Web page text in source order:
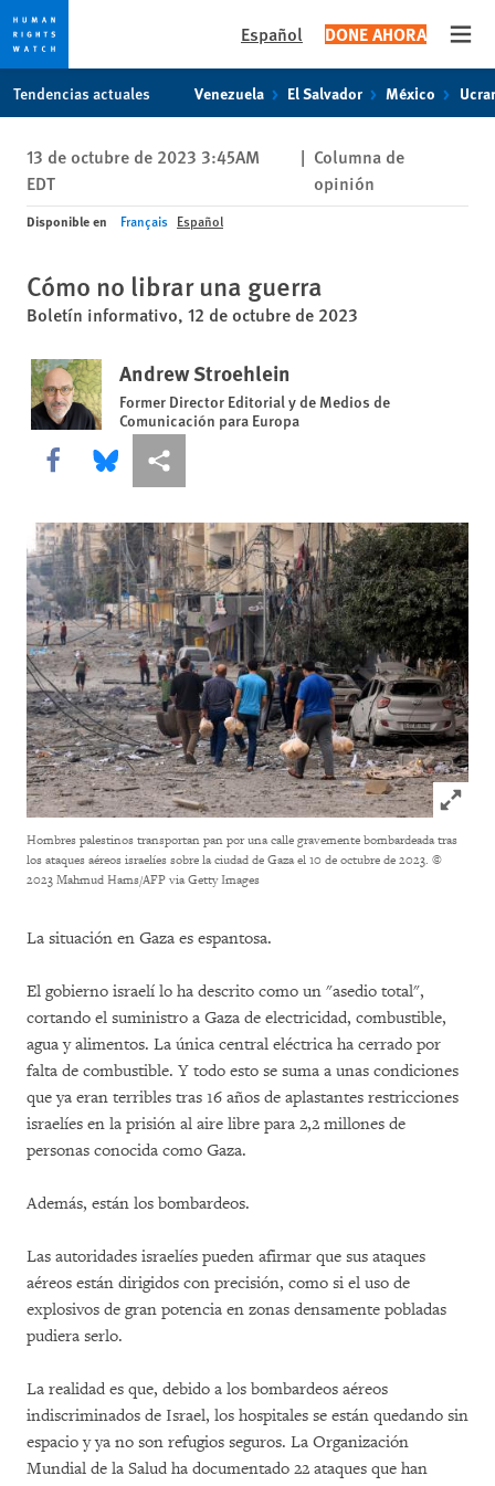
privacy
notice
content
Español DONE AHORA
Tendencias actuales Venezuela El Salvador México
13 de octubre de 2023 3:45AM
EDT
| Columna de
opinión
Disponible en Français Español
Cómo no librar una guerra
Boletín informativo, 12 de octubre de 2023
Andrew Stroehlein
Former Director Editorial y de Medios de
Comunicación para Europa
Share this via Facebook
Share this via Bluesky
Share this via Compartir
Click to
Hombres palestinos transportan pan por una calle gravemente bombardeada tras
los ataques aéreos israelíes sobre la ciudad de Gaza el 10 de octubre de 2023. ©
2023 Mahmud Hams/AFP via Getty Images
La situación en Gaza es espantosa.
El gobierno israelí lo ha descrito como un "asedio total",
cortando el suministro a Gaza de electricidad, combustible,
agua y alimentos. La única central eléctrica ha cerrado por
falta de combustible. Y todo esto se suma a unas condiciones
que ya eran terribles tras 16 años de aplastantes restricciones
israelíes en la prisión al aire libre para 2,2 millones de
personas conocida como Gaza.
Además, están los bombardeos.
Las autoridades israelíes pueden afirmar que sus ataques
aéreos están dirigidos con precisión, como si el uso de
explosivos de gran potencia en zonas densamente pobladas
pudiera serlo.
La realidad es que, debido a los bombardeos aéreos
indiscriminados de Israel, los hospitales se están quedando sin
espacio y ya no son refugios seguros. La Organización
Mundial de la Salud ha documentado 22 ataques que han